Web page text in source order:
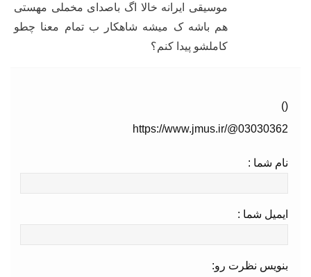
موسیقی ایرانه خالا اگ باصدای مخملی مهستی
هم باشه ک میشه شاهکار ب تمام معنا چطو
کاملشو پیدا کنم؟
()
https://www.jmus.ir/@03030362
نام شما :
ایمیل شما :
بنویس نظرت رو: